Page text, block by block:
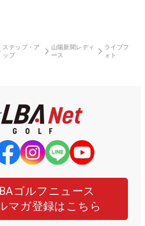
ステップ・ア
ップ
山陽新聞レディ
ース
ライブフ
ォト
ゴルフニュース
マガ登録はこちら